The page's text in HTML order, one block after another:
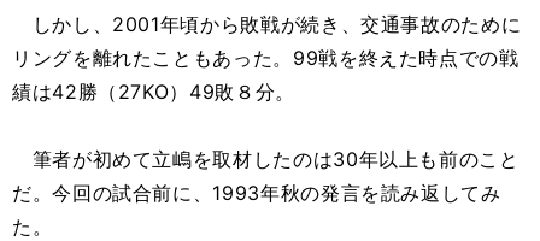
しかし、2001年頃から敗戦が続き、交通事故のために
リングを離れたこともあった。99戦を終えた時点での戦
績は42勝（27KO）49敗８分。
筆者が初めて立嶋を取材したのは30年以上も前のこと
だ。今回の試合前に、1993年秋の発言を読み返してみ
た。